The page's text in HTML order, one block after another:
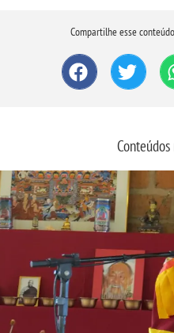
Compartilhe esse